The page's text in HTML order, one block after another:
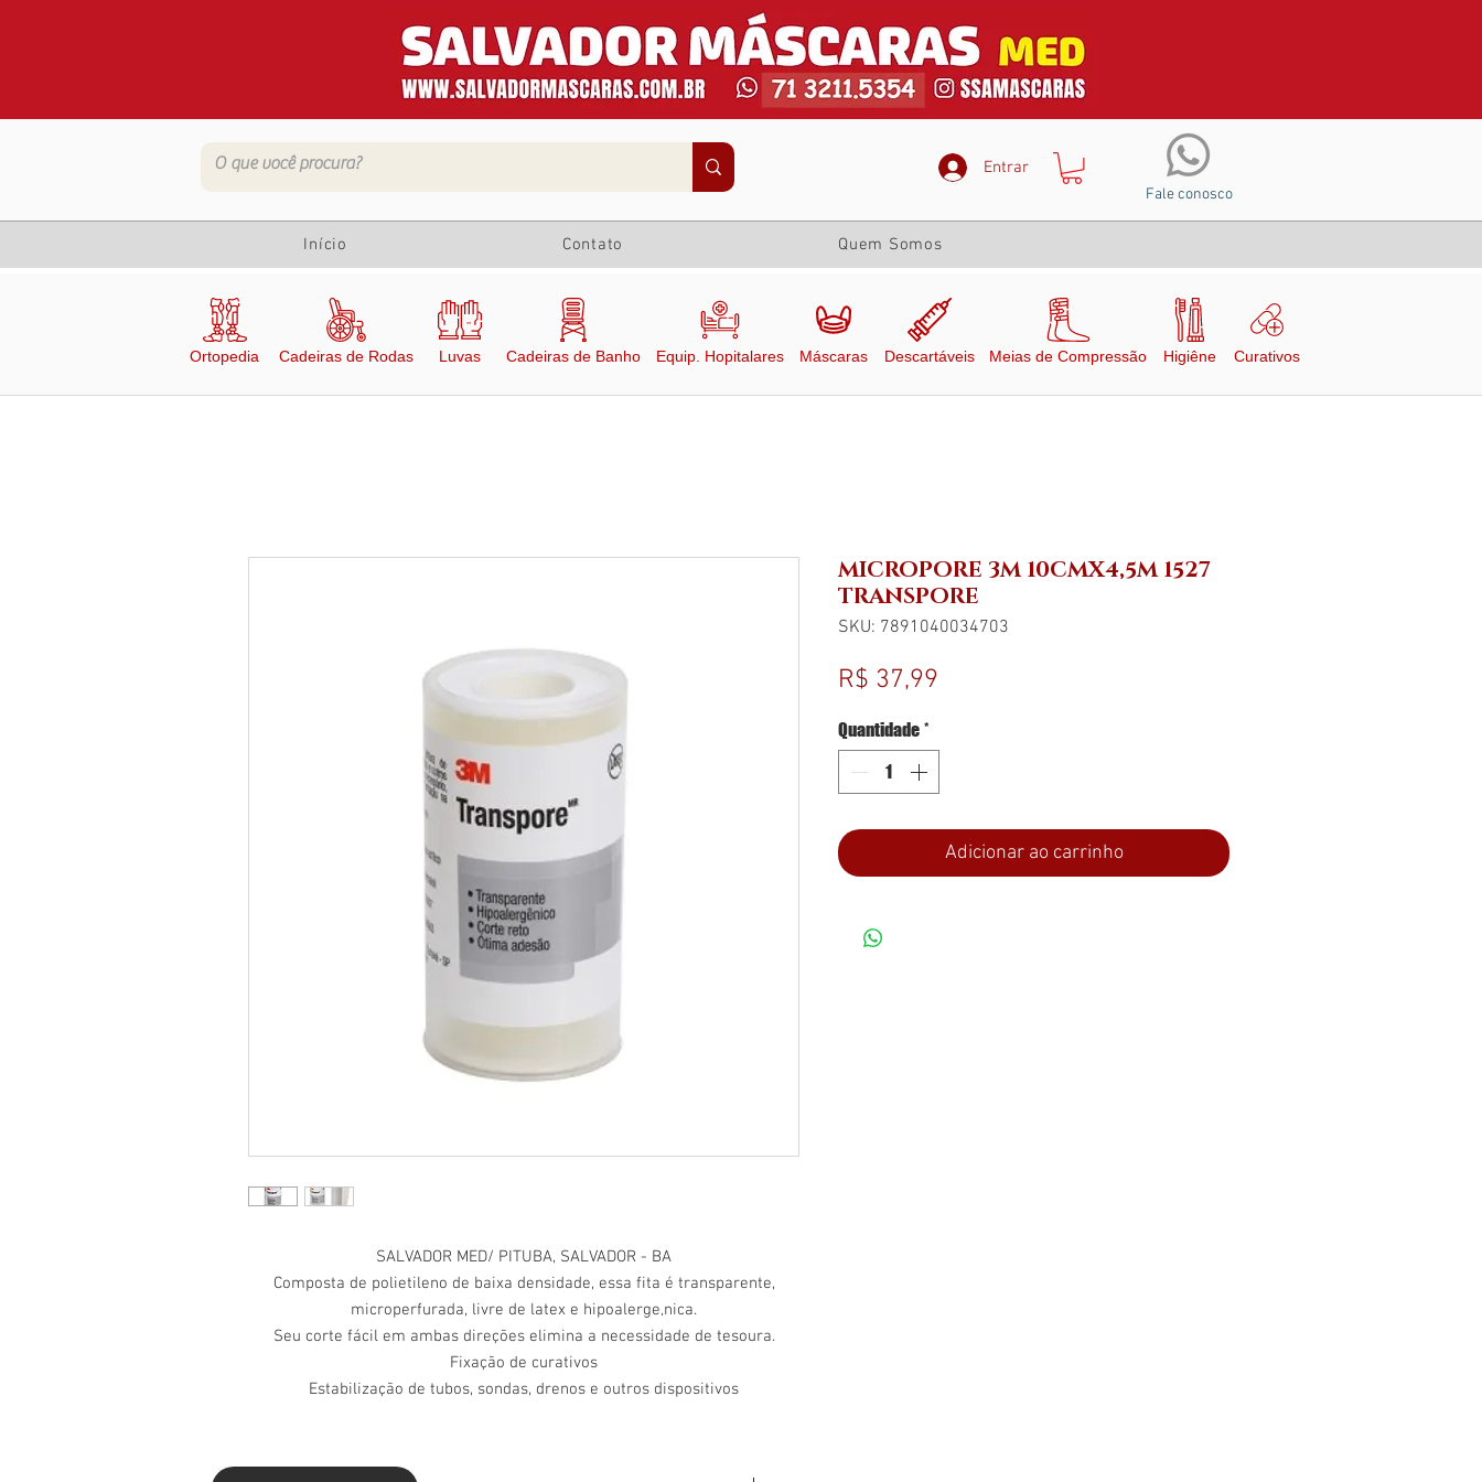
Início Contato Quem Somos
Entrar
Fale conosco
Ortopedia Cadeiras de Rodas Luvas Cadeiras de Banho Equip. Hopitalares Máscaras Descartáveis Meias de Compressão Higiêne Curativos
SALVADOR MED/ PITUBA, SALVADOR - BA
Composta de polietileno de baixa densidade, essa fita é transparente,
microperfurada, livre de latex e hipoalerge‚nica.
Seu corte fácil em ambas direções elimina a necessidade de tesoura.
Fixação de curativos
Estabilização de tubos, sondas, drenos e outros dispositivos
MICROPORE 3M 10CMX4,5M 1527
TRANSPORE
SKU: 7891040034703
R$ 37,99
Quantidade *
Adicionar ao carrinho